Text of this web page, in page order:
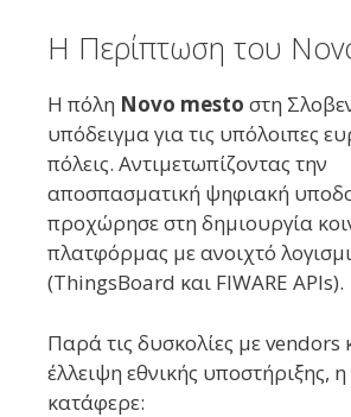
Η Περίπτωση του
Η πόλη Novo mesto στη
υπόδειγμα για τις υπόλοιπες
πόλεις. Αντιμετωπίζοντας την
αποσπασματική ψηφιακή
προχώρησε στη δημιουργία
πλατφόρμας με ανοιχτό
(ThingsBoard και FIWARE APIs).
Παρά τις δυσκολίες με vendors
έλλειψη εθνικής υποστήριξης,
κατάφερε: